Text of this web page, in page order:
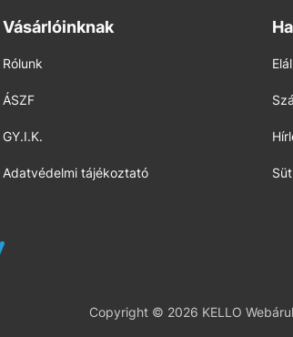
Vásárlóinknak
Rólunk
ÁSZF
GY.I.K.
Adatvédelmi tájékoztató
Copyright © 2026 KELLO